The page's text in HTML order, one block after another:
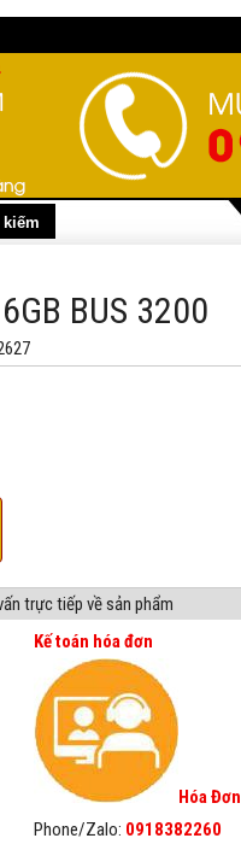
BUS 3200
trực tiếp về sản phẩm
Kế toán hóa đơn
Hóa Đơn
Phone/Zalo: 0918382260